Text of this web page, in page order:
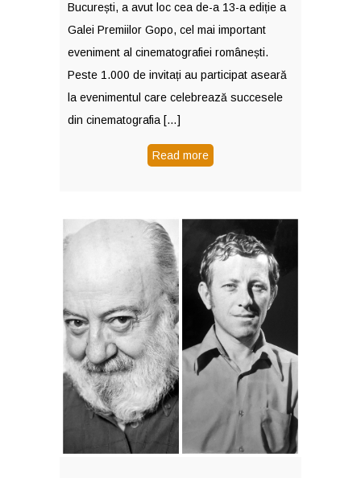
București, a avut loc cea de-a 13-a ediție a
Galei Premiilor Gopo, cel mai important
eveniment al cinematografiei românești.
Peste 1.000 de invitați au participat aseară
la evenimentul care celebrează succesele
din cinematografia […]
Read more